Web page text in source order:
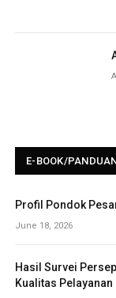
E-BOOK/
Profil Pondok
June 18, 2026
Hasil Survei
Kualitas